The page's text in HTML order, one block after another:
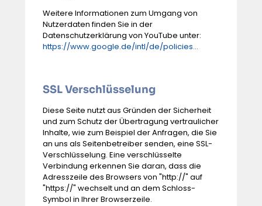
Weitere Informationen zum Umgang von
Nutzerdaten finden Sie in der
Datenschutzerklärung von YouTube unter:
https://www.google.de/intl/de/policies...
SSL Verschlüsselung
Diese Seite nutzt aus Gründen der Sicherheit
und zum Schutz der Übertragung vertraulicher
Inhalte, wie zum Beispiel der Anfragen, die Sie
an uns als Seitenbetreiber senden, eine SSL-
Verschlüsselung. Eine verschlüsselte
Verbindung erkennen Sie daran, dass die
Adresszeile des Browsers von "http://" auf
"https://" wechselt und an dem Schloss-
Symbol in Ihrer Browserzeile.